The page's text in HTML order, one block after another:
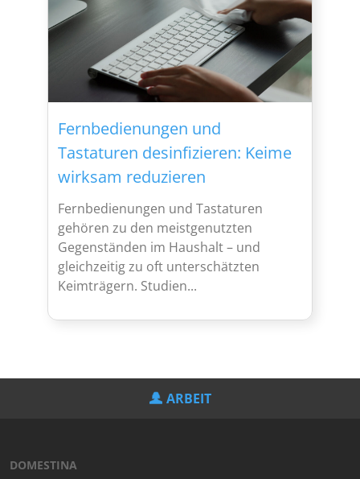
Fernbedienungen und
Tastaturen desinfizieren: Keime
wirksam reduzieren
Fernbedienungen und Tastaturen
gehören zu den meistgenutzten
Gegenständen im Haushalt – und
gleichzeitig zu oft unterschätzten
Keimträgern. Studien...
ARBEIT
DOMESTINA